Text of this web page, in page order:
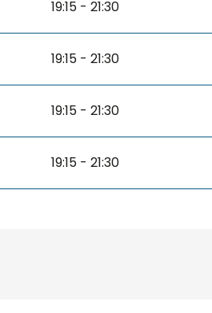
19:15 - 21:30
19:15 - 21:30
19:15 - 21:30
19:15 - 21:30